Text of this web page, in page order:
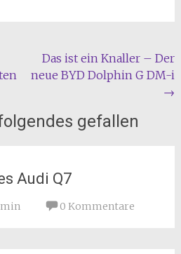
Das ist ein Knaller – Der
neue BYD Dolphin G DM-i
→
gefallen
Audi Q7
0 Kommentare